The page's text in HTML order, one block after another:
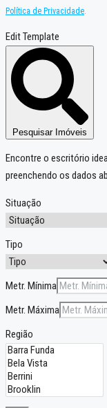
Política de Privacidade.
Edit Template
Pesquisar Imóveis
Encontre o escritório
preenchendo os dados
Situação
Tipo
Metr. Mínima
Metr. Máxima
Região